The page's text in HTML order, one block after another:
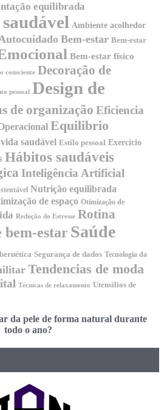
equilibrada
Ambiente acolhedor
Bem-estar Bem-estar
Bem-estar físico
consciente Decoração de
pessoal
Design de
de organização Eficiencia
Equilibrio
saudável Estilo pessoal Exercício
Hábitos saudáveis
Inteligência Artificial
Nutrição equilibrada
de espaço Otimização de
Redução do Estresse Rotina
bem-estar Saúde
Segurança de dados Tecnologia da
Tendencias de moda
Técnicas de relaxamento Utensílios de
da pele de forma natural durante
todo o ano?